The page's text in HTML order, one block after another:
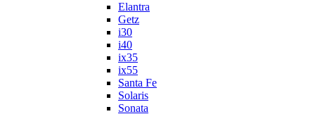
Elantra
Getz
i30
i40
ix35
ix55
Santa Fe
Solaris
Sonata